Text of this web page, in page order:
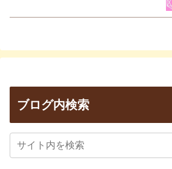
ブログ内検索